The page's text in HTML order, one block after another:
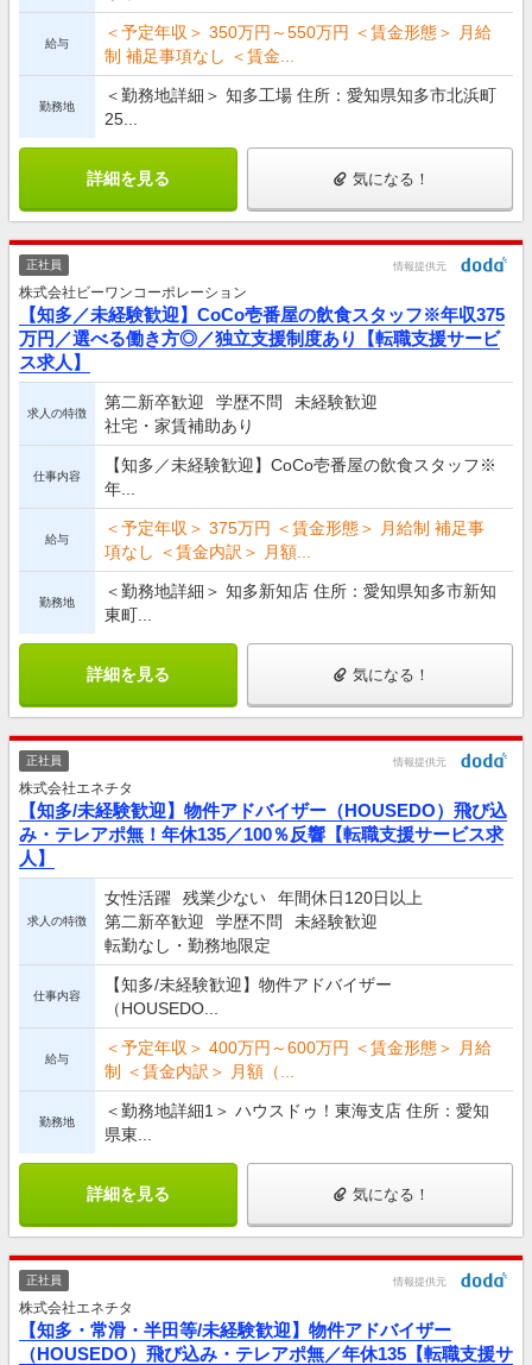
給与
＜予定年収＞ 350万円～550万円 ＜賃金形態＞ 月給
制 補足事項なし ＜賃金...
勤務地
＜勤務地詳細＞ 知多工場 住所：愛知県知多市北浜町
25...
詳細を見る 気になる！
正社員 情報提供元
株式会社ビーワンコーポレーション
【知多／未経験歓迎】CoCo壱番屋の飲食スタッフ※年収375
万円／選べる働き方◎／独立支援制度あり【転職支援サービ
ス求人】
求人の特徴
第二新卒歓迎 学歴不問
未経験歓迎
社宅・家賃補助あり
仕事内容
【知多／未経験歓迎】CoCo壱番屋の飲食スタッフ※
年...
給与
＜予定年収＞ 375万円 ＜賃金形態＞ 月給制 補足事
項なし ＜賃金内訳＞ 月額...
勤務地
＜勤務地詳細＞ 知多新知店 住所：愛知県知多市新知
東町...
詳細を見る 気になる！
正社員 情報提供元
株式会社エネチタ
【知多/未経験歓迎】物件アドバイザー（HOUSEDO）飛び込
み・テレアポ無！年休135／100％反響【転職支援サービス求
人】
求人の特徴
女性活躍 残業少ない
年間休日120日以上
第二新卒歓迎
学歴不問
未経験歓迎
転勤なし・勤務地限定
仕事内容
【知多/未経験歓迎】物件アドバイザー
（HOUSEDO...
給与
＜予定年収＞ 400万円～600万円 ＜賃金形態＞ 月給
制 ＜賃金内訳＞ 月額（...
勤務地
＜勤務地詳細1＞ ハウスドゥ！東海支店 住所：愛知
県東...
詳細を見る 気になる！
正社員 情報提供元
株式会社エネチタ
【知多・常滑・半田等/未経験歓迎】物件アドバイザー
（HOUSEDO）飛び込み・テレアポ無／年休135【転職支援サ